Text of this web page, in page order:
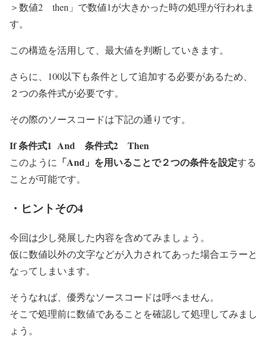
＞数値2 then」で数値1が大きかった時の処理が行われま
す。
この構造を活用して、最大値を判断していきます。
さらに、100以下も条件として追加する必要があるため、
２つの条件式が必要です。
その際のソースコードは下記の通りです。
If条件式1 And 条件式2 Then
このように 「And」を用いることで２つの条件を設定する
ことが可能です。
・ヒントその4
今回は少し発展した内容を含めてみましょう。
仮に数値以外の文字などが入力されてあった場合エラーと
なってしまいます。
そうなれば、優秀なソースコードは呼べません。
そこで処理前に数値であることを確認して処理してみまし
ょう。